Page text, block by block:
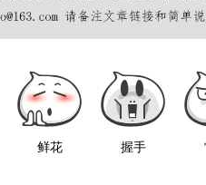
鲜花 握手